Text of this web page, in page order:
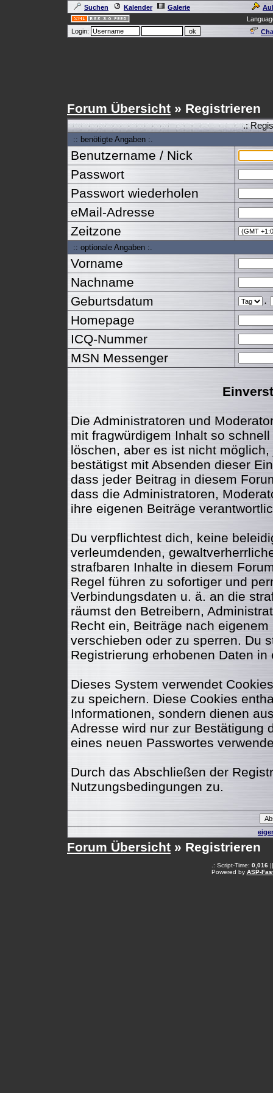
Suchen Kalender Galerie
Login:
Forum Übersicht » Registrieren
.:
:: benötigte Angaben :.
Benutzername / Nick
Passwort
Passwort wiederholen
eMail-Adresse
Zeitzone
:: optionale Angaben :.
Vorname
Nachname
Geburtsdatum
.
Homepage
ICQ-Nummer
MSN Messenger
Die Administratoren und
mit fragwürdigem Inhalt so
löschen, aber es ist nicht
bestätigst mit Absenden dieser
dass jeder Beitrag in diesem
dass die Administratoren,
ihre eigenen Beiträge
Du verpflichtest dich, keine
verleumdenden,
strafbaren Inhalte in diesem
Regel führen zu sofortiger und
Verbindungsdaten u. ä. an die
räumst den Betreibern,
Recht ein, Beiträge nach
verschieben oder zu sperren. Du
Registrierung erhobenen Daten
Dieses System verwendet
zu speichern. Diese Cookies
Informationen, sondern dienen
Adresse wird nur zur Bestätigung
eines neuen Passwortes
Durch das Abschließen der
Nutzungsbedingungen zu.
Forum Übersicht » Registrieren
.: Script-Time: 0,016||
Powered by ASP-